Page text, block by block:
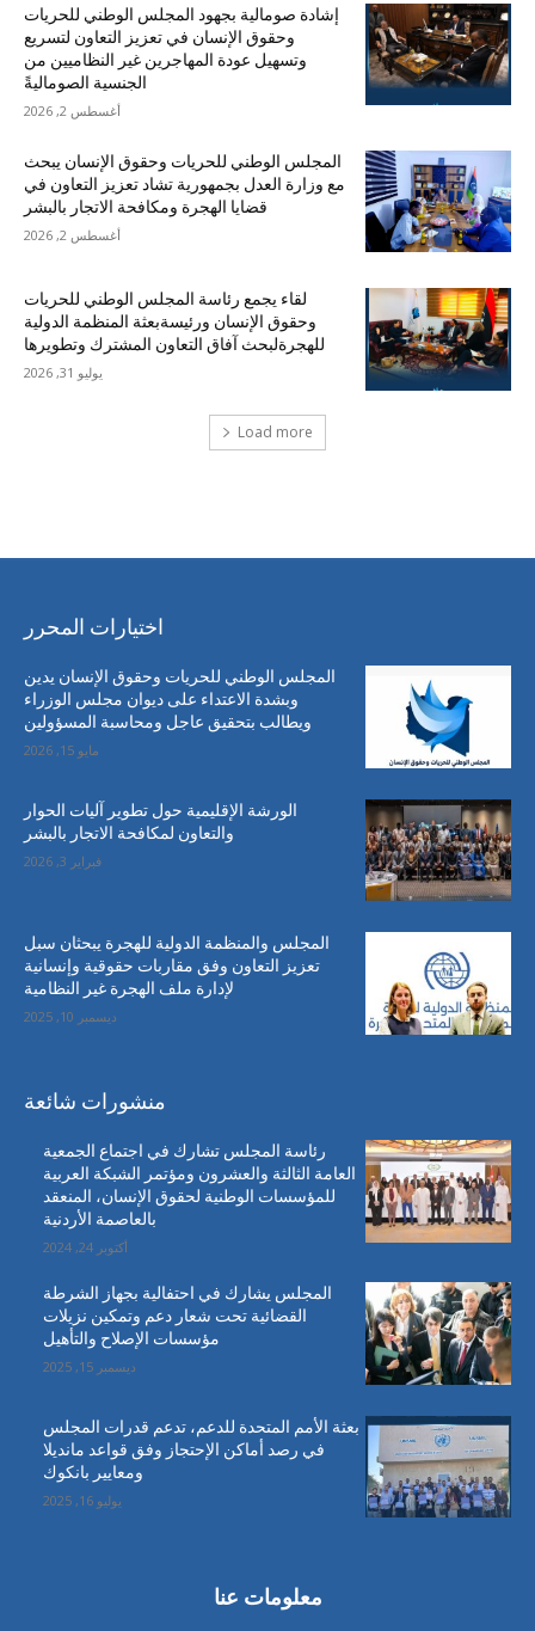
إشادة صومالية بجهود المجلس الوطني للحريات
وحقوق الإنسان في تعزيز التعاون لتسريع
وتسهيل عودة المهاجرين غير النظاميين من
الجنسية الصوماليةً
أغسطس 2, 2026
المجلس الوطني للحريات وحقوق الإنسان يبحث
مع وزارة العدل بجمهورية تشاد تعزيز التعاون في
قضايا الهجرة ومكافحة الاتجار بالبشر
أغسطس 2, 2026
لقاء يجمع رئاسة المجلس الوطني للحريات
وحقوق الإنسان ورئيسةبعثة المنظمة الدولية
للهجرةلبحث آفاق التعاون المشترك وتطويرها
يوليو 31, 2026
Load more
اختيارات المحرر
المجلس الوطني للحريات وحقوق الإنسان يدين
وبشدة الاعتداء على ديوان مجلس الوزراء
ويطالب بتحقيق عاجل ومحاسبة المسؤولين
مايو 15, 2026
الورشة الإقليمية حول تطوير آليات الحوار
والتعاون لمكافحة الاتجار بالبشر
فبراير 3, 2026
المجلس والمنظمة الدولية للهجرة يبحثان سبل
تعزيز التعاون وفق مقاربات حقوقية وإنسانية
لإدارة ملف الهجرة غير النظامية
ديسمبر 10, 2025
منشورات شائعة
رئاسة المجلس تشارك في اجتماع الجمعية
العامة الثالثة والعشرون ومؤتمر الشبكة العربية
للمؤسسات الوطنية لحقوق الإنسان، المنعقد
بالعاصمة الأردنية
أكتوبر 24, 2024
المجلس يشارك في احتفالية بجهاز الشرطة
القضائية تحت شعار دعم وتمكين نزيلات
مؤسسات الإصلاح والتأهيل
ديسمبر 15, 2025
بعثة الأمم المتحدة للدعم، تدعم قدرات المجلس
في رصد أماكن الإحتجاز وفق قواعد مانديلا
ومعايير بانكوك
يوليو 16, 2025
معلومات عنا